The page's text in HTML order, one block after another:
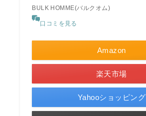
BULK HOMME(バルクオム)
口コミを見る
Amazon
楽天市場
Yahooショッピング